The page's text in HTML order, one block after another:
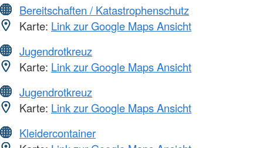
Bereitschaften / Katastrophenschutz
Karte: Link zur Google Maps Ansicht
Jugendrotkreuz
Karte: Link zur Google Maps Ansicht
Jugendrotkreuz
Karte: Link zur Google Maps Ansicht
Kleidercontainer